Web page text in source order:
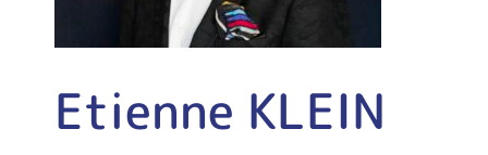
Etienne KLEIN